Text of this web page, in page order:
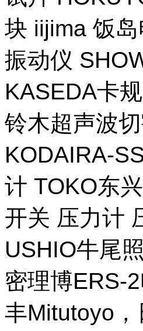
块 iijima 饭
振动仪
KASEDA卡
铃木超声波
KODAIRA-
计 TOKO东
开关 压力计
USHIO牛尾
密理博ERS-
丰Mitutoyo